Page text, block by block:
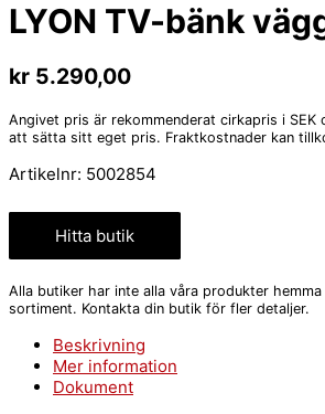
LYON TV-bänk
kr 5.290,00
Angivet pris är rekommenderat cirkapris i
att sätta sitt eget pris. Fraktkostnader kan
Artikelnr: 5002854
Hitta butik
Alla butiker har inte alla våra produkter
sortiment. Kontakta din butik för fler detaljer.
Beskrivning
Mer information
Dokument